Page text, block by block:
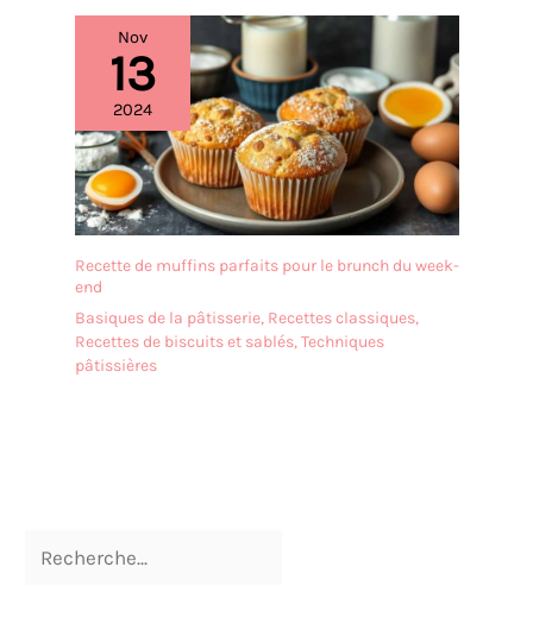
Nov
13
2024
Recette de muffins parfaits pour le brunch du week-
end
Basiques de la pâtisserie, Recettes classiques,
Recettes de biscuits et sablés,Techniques
pâtissières